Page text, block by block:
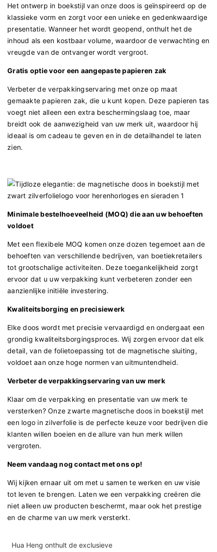
Het ontwerp in boekstijl van onze doos is geïnspireerd op de
klassieke vorm en zorgt voor een unieke en gedenkwaardige
presentatie. Wanneer het wordt geopend, onthult het de
inhoud als een kostbaar volume, waardoor de verwachting en
vreugde van de ontvanger wordt vergroot.
Gratis optie voor een aangepaste papieren zak
Verbeter de verpakkingservaring met onze op maat
gemaakte papieren zak, die u kunt kopen. Deze papieren tas
voegt niet alleen een extra beschermingslaag toe, maar
breidt ook de aanwezigheid van uw merk uit, waardoor hij
ideaal is om cadeau te geven en in de detailhandel te laten
zien.
Minimale bestelhoeveelheid (MOQ) die aan uw behoeften
voldoet
Met een flexibele MOQ komen onze dozen tegemoet aan de
behoeften van verschillende bedrijven, van boetiekretailers
tot grootschalige activiteiten. Deze toegankelijkheid zorgt
ervoor dat u uw verpakking kunt verbeteren zonder een
aanzienlijke initiële investering.
Kwaliteitsborging en precisiewerk
Elke doos wordt met precisie vervaardigd en ondergaat een
grondig kwaliteitsborgingsproces. Wij zorgen ervoor dat elk
detail, van de folietoepassing tot de magnetische sluiting,
voldoet aan onze hoge normen van uitmuntendheid.
Verbeter de verpakkingservaring van uw merk
Klaar om de verpakking en presentatie van uw merk te
versterken? Onze zwarte magnetische doos in boekstijl met
een logo in zilverfolie is de perfecte keuze voor bedrijven die
klanten willen boeien en de allure van hun merk willen
vergroten.
Neem vandaag nog contact met ons op!
Wij kijken ernaar uit om met u samen te werken en uw visie
tot leven te brengen. Laten we een verpakking creëren die
niet alleen uw producten beschermt, maar ook het prestige
en de charme van uw merk versterkt.
Hua Heng onthult de exclusieve